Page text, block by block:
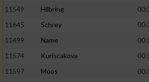
11549
Hilbring
11645
Schrey
11499
Name
11574
Kuriscakova
11597
Moos